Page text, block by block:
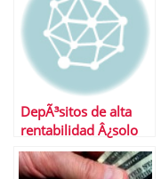
DepÃ³sitos de alta
rentabilidad Â¿solo
en bancos fuera del
FGD espaÃ±ol?